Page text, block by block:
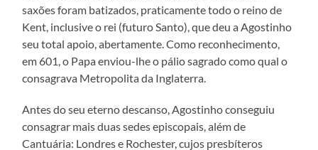
saxões foram batizados, praticamente todo o reino de
Kent, inclusive o rei (futuro Santo), que deu a Agostinho
seu total apoio, abertamente. Como reconhecimento,
em 601, o Papa enviou-lhe o pálio sagrado como qual o
consagrava Metropolita da Inglaterra.
Antes do seu eterno descanso, Agostinho conseguiu
consagrar mais duas sedes episcopais, além de
Cantuária: Londres e Rochester, cujos presbíteros